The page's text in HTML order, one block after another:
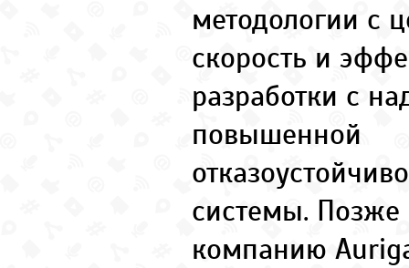
методологии с
скорость и
разработки с
повышенной
системы.
компанию